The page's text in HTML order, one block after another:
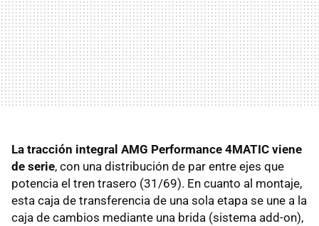
La tracción integral AMG Performance 4MATIC viene
de serie, con una distribución de par entre ejes que
potencia el tren trasero (31/69). En cuanto al montaje,
esta caja de transferencia de una sola etapa se une a la
caja de cambios mediante una brida (sistema add-on),